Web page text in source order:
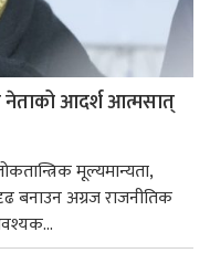
नेताको आदर्श आत्मसात्
मूल्यमान्यता,
बनाउन अग्रज राजनीतिक